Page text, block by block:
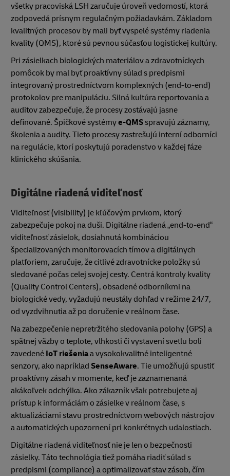
všetky pracoviská LSH zaručuje úroveň vedomostí, ktorá
zodpovedá prísnym regulačným požiadavkám. Základom
kvalitných procesov by mali byť vyspelé systémy riadenia
kvality (QMS), ktoré sú pevnou súčasťou logistickej kultúry.
Pri zásielkach biologických materiálov a zdravotníckych
pomôcok by mal byť proaktívny súlad s predpismi
integrovaný prostredníctvom komplexných (end-to-end)
protokolov pre manipuláciu. Silná kultúra reportovania a
auditov zabezpečuje, že procesy zostávajú jasne
definované. Špičkové systémye-QMSspravujú záznamy,
školenia a audity. Tieto procesy zastrešujú interní odborníci
na regulácie, ktorí poskytujú poradenstvo v každej fáze
klinického skúšania.
Digitálne riadená viditeľnosť
Viditeľnosť (visibility) je kľúčovým prvkom, ktorý
zabezpečuje pokoj na duši. Digitálne riadená „end-to-end“
viditeľnosť zásielok, dosiahnutá kombináciou
špecializovaných monitorovacích tímov a digitálnych
platforiem, zaručuje, že citlivé zdravotnícke položky sú
sledované počas celej svojej cesty. Centrá kontroly kvality
(Quality Control Centers), obsadené odborníkmi na
biologické vedy, vyžadujú neustály dohľad v režime 24/7,
od vyzdvihnutia až po doručenie v reálnom čase.
Na zabezpečenie nepretržitého sledovania polohy (GPS) a
spätnej väzby o teplote, vlhkosti či vystavení svetlu boli
zavedené IoT riešeniaa vysokokvalitné inteligentné
senzory, ako napríklad SenseAware. Tie umožňujú spustiť
proaktívny zásah v momente, keď je zaznamenaná
akákoľvek odchýlka. Ako zákazník však potrebujete aj
prístup k informáciám o zásielke v reálnom čase, s
aktualizáciami stavu prostredníctvom webových nástrojov
a automatických upozornení pri konkrétnych udalostiach.
Digitálne riadená viditeľnosť nie je len o bezpečnosti
zásielky. Táto technológia tiež pomáha riadiť súlad s
predpismi (compliance) a optimalizovať stav zásob, čím